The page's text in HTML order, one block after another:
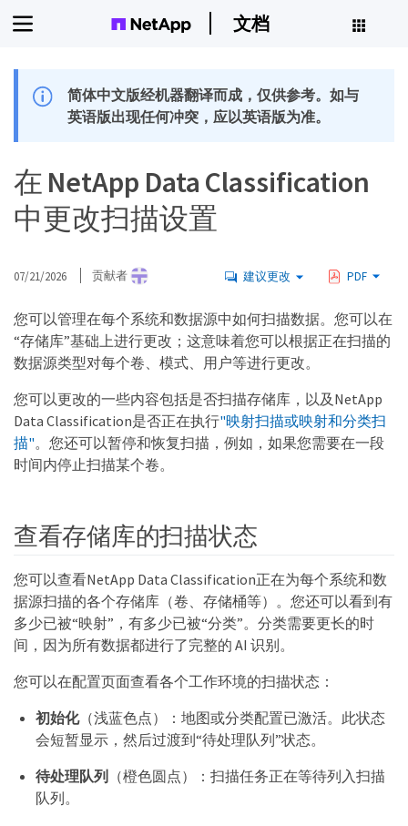
文档
简体中文版经机器翻译而成，仅供参考。如与
英语版出现任何冲突，应以英语版为准。
在 NetApp Data Classification
中更改扫描设置
07/21/2026 贡献者 建议更改 PDF
您可以管理在每个系统和数据源中如何扫描数据。您可以在
“存储库”基础上进行更改；这意味着您可以根据正在扫描的
数据源类型对每个卷、模式、用户等进行更改。
您可以更改的一些内容包括是否扫描存储库，以及NetApp
Data Classification是否正在执行"映射扫描或映射和分类扫
描"。您还可以暂停和恢复扫描，例如，如果您需要在一段
时间内停止扫描某个卷。
查看存储库的扫描状态
您可以查看NetApp Data Classification正在为每个系统和数
据源扫描的各个存储库（卷、存储桶等）。您还可以看到有
多少已被“映射”，有多少已被“分类”。分类需要更长的时
间，因为所有数据都进行了完整的 AI 识别。
您可以在配置页面查看各个工作环境的扫描状态：
初始化（浅蓝色点）：地图或分类配置已激活。此状态
会短暂显示，然后过渡到“待处理队列”状态。
待处理队列（橙色圆点）：扫描任务正在等待列入扫描
队列。